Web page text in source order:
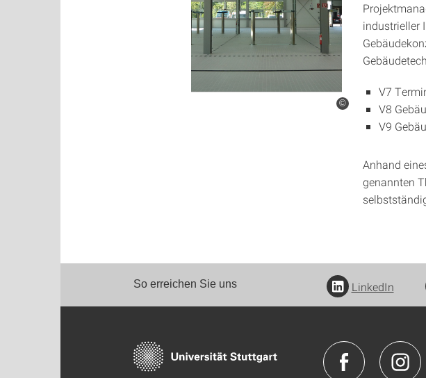
©
industrieller
V7
V8
V9
Anhand
genannten
So erreichen Sie uns LinkedIn